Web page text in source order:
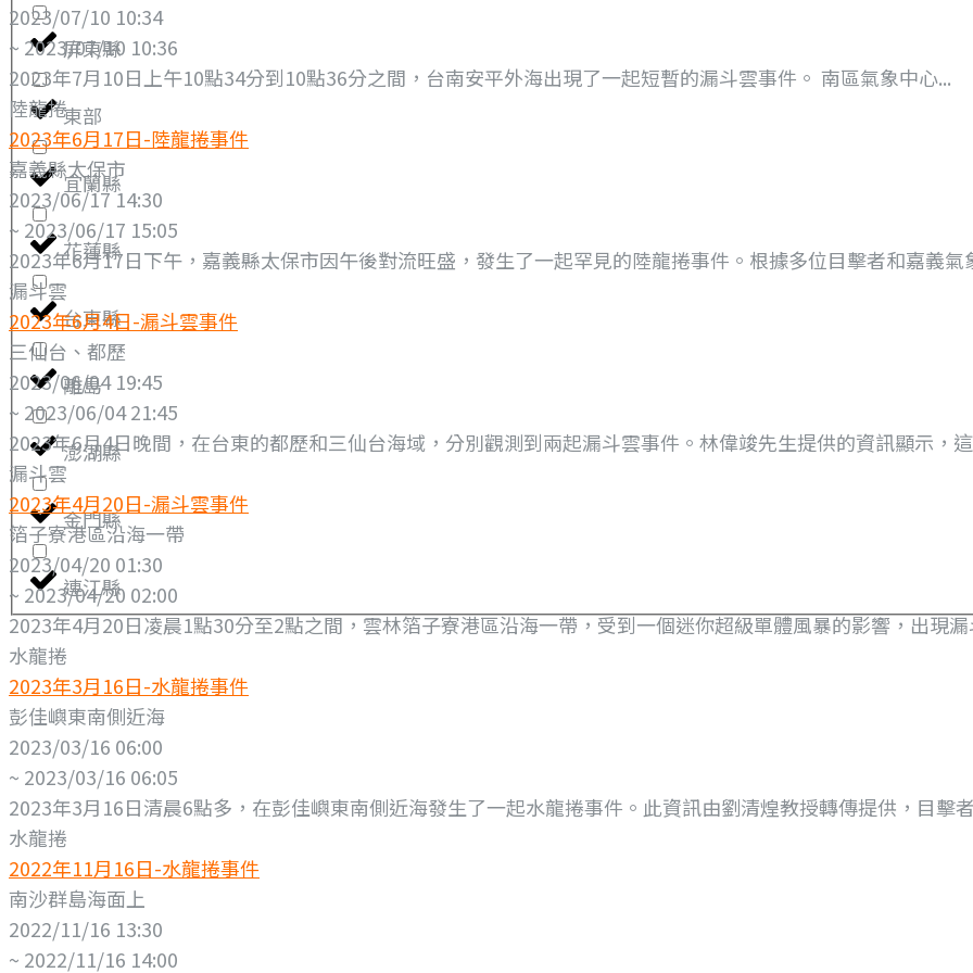
屏東縣
東部
宜蘭縣
花蓮縣
台東縣
離島
澎湖縣
金門縣
連江縣
2023/07/10 10:34
~ 2023/07/10 10:36
2023年7月10日上午10點34分到10點36分之間，台南安平外海出現了一起短暫的漏斗雲事件。 南區氣象中心...
陸龍捲
2023年6月17日-陸龍捲事件
嘉義縣太保市
2023/06/17 14:30
~ 2023/06/17 15:05
2023年6月17日下午，嘉義縣太保市因午後對流旺盛，發生了一起罕見的陸龍捲事件。根據多位目擊者和嘉義氣
漏斗雲
2023年6月4日-漏斗雲事件
三仙台、都歷
2023/06/04 19:45
~ 2023/06/04 21:45
2023年6月4日晚間，在台東的都歷和三仙台海域，分別觀測到兩起漏斗雲事件。林偉竣先生提供的資訊顯示，
漏斗雲
2023年4月20日-漏斗雲事件
箔子寮港區沿海一帶
2023/04/20 01:30
~ 2023/04/20 02:00
2023年4月20日凌晨1點30分至2點之間，雲林箔子寮港區沿海一帶，受到一個迷你超級單體風暴的影響，出現漏
水龍捲
2023年3月16日-水龍捲事件
彭佳嶼東南側近海
2023/03/16 06:00
~ 2023/03/16 06:05
2023年3月16日清晨6點多，在彭佳嶼東南側近海發生了一起水龍捲事件。此資訊由劉清煌教授轉傳提供，目擊
水龍捲
2022年11月16日-水龍捲事件
南沙群島海面上
2022/11/16 13:30
~ 2022/11/16 14:00